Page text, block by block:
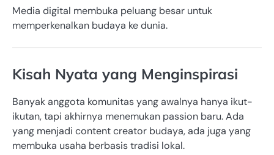
Media digital membuka peluang besar untuk
memperkenalkan budaya ke dunia.
Kisah Nyata yang Menginspirasi
Banyak anggota komunitas yang awalnya hanya ikut-
ikutan, tapi akhirnya menemukan passion baru. Ada
yang menjadi content creator budaya, ada juga yang
membuka usaha berbasis tradisi lokal.